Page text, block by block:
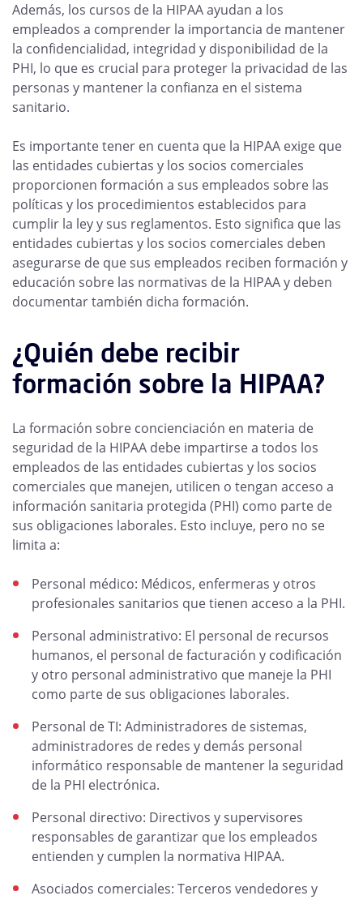
Además, los cursos de la HIPAA ayudan a los
empleados a comprender la importancia de mantener
la confidencialidad, integridad y disponibilidad de la
PHI, lo que es crucial para proteger la privacidad de las
personas y mantener la confianza en el sistema
sanitario.
Es importante tener en cuenta que la HIPAA exige que
las entidades cubiertas y los socios comerciales
proporcionen formación a sus empleados sobre las
políticas y los procedimientos establecidos para
cumplir la ley y sus reglamentos. Esto significa que las
entidades cubiertas y los socios comerciales deben
asegurarse de que sus empleados reciben formación y
educación sobre las normativas de la HIPAA y deben
documentar también dicha formación.
¿Quién debe recibir
formación sobre la HIPAA?
La formación sobre concienciación en materia de
seguridad de la HIPAA debe impartirse a todos los
empleados de las entidades cubiertas y los socios
comerciales que manejen, utilicen o tengan acceso a
información sanitaria protegida (PHI) como parte de
sus obligaciones laborales. Esto incluye, pero no se
limita a:
Personal médico: Médicos, enfermeras y otros
profesionales sanitarios que tienen acceso a la PHI.
Personal administrativo: El personal de recursos
humanos, el personal de facturación y codificación
y otro personal administrativo que maneje la PHI
como parte de sus obligaciones laborales.
Personal de TI: Administradores de sistemas,
administradores de redes y demás personal
informático responsable de mantener la seguridad
de la PHI electrónica.
Personal directivo: Directivos y supervisores
responsables de garantizar que los empleados
entienden y cumplen la normativa HIPAA.
Asociados comerciales: Terceros vendedores y